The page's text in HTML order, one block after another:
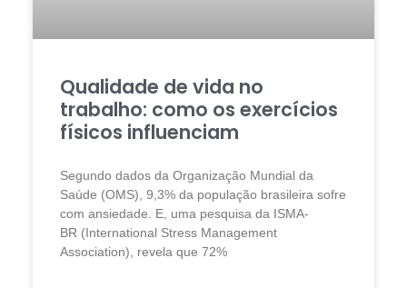
Qualidade de vida no
trabalho: como os exercícios
físicos influenciam
Segundo dados da Organização Mundial da
Saúde (OMS), 9,3% da população brasileira sofre
com ansiedade. E, uma pesquisa da ISMA-
BR (International Stress Management
Association), revela que 72%